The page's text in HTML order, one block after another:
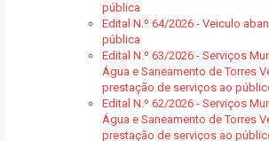
pública
Edital N.º 64/2026 - Veiculo
pública
Edital N.º 63/2026 - Serviços
Água e Saneamento de Torres
prestação de serviços ao
Edital N.º 62/2026 - Serviços
Água e Saneamento de Torres
prestação de serviços ao